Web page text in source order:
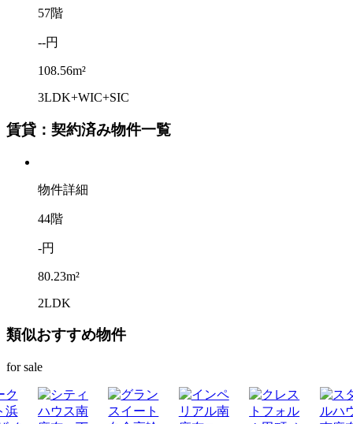
57階
--円
108.56m²
3LDK+WIC+SIC
賃貸：契約済み物件一覧
物件詳細
44階
-円
80.23m²
2LDK
類似おすすめ物件
for sale